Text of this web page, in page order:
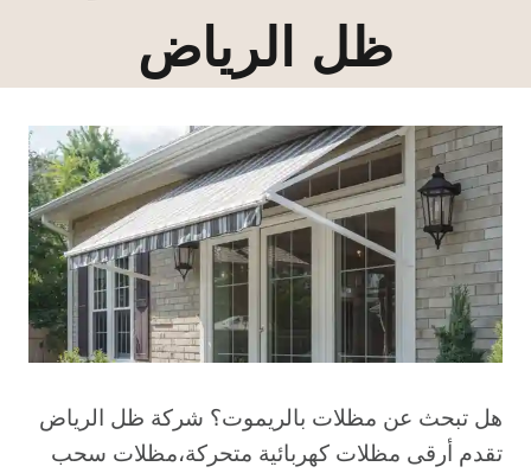
ظل الرياض
هل تبحث عن مظلات بالريموت؟ شركة ظل الرياض
تقدم أرقى مظلات كهربائية متحركة،مظلات سحب